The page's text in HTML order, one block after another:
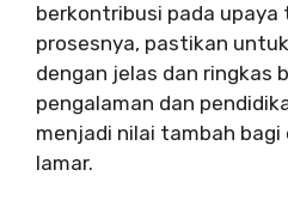
berkontribusi pada upaya
prosesnya, pastikan
dengan jelas dan ringkas
pengalaman dan
menjadi nilai tambah bagi
lamar.